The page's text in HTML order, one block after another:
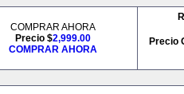
COMPRAR AHORA
Precio $2,999.00
COMPRAR AHORA
Precio